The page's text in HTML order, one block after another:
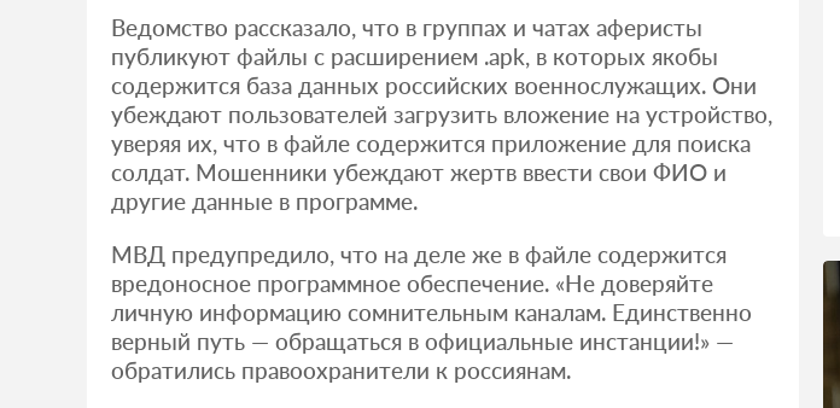
Ведомство рассказало, что в группах и чатах аферисты
публикуют файлы с расширением .apk, в которых якобы
содержится база данных российских военнослужащих. Они
убеждают пользователей загрузить вложение на устройство,
уверяя их, что в файле содержится приложение для поиска
солдат. Мошенники убеждают жертв ввести свои ФИО и
другие данные в программе.
МВД предупредило, что на деле же в файле содержится
вредоносное программное обеспечение. «Не доверяйте
личную информацию сомнительным каналам. Единственно
верный путь — обращаться в официальные инстанции!» —
обратились правоохранители к россиянам.